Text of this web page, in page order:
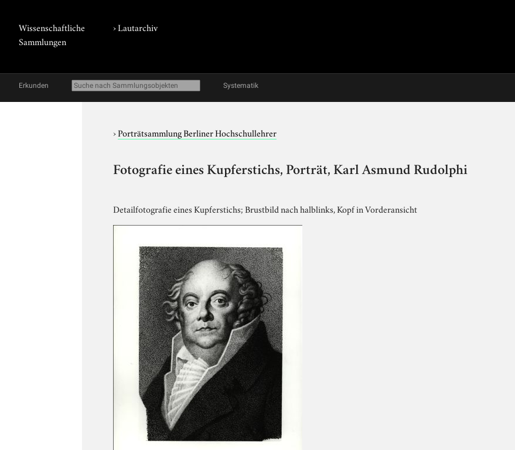
Wissenschaftliche
Sammlungen
›Lautarchiv
Erkunden Systematik
›Porträtsammlung Berliner Hochschullehrer
Fotografie eines Kupferstichs, Porträt, Karl Asmund Rudolphi
Detailfotografie eines Kupferstichs; Brustbild nach halblinks, Kopf in Vorderansicht